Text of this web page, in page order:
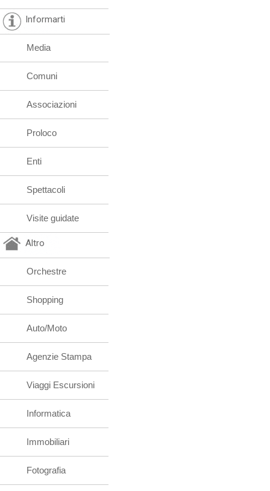
Informarti
Media
Comuni
Associazioni
Proloco
Enti
Spettacoli
Visite guidate
Altro
Orchestre
Shopping
Auto/Moto
Agenzie Stampa
Viaggi Escursioni
Informatica
Immobiliari
Fotografia